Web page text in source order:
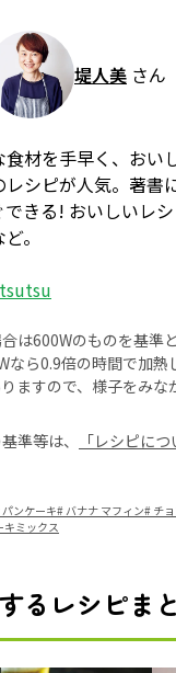
堤人美 さん
材を手早く、おい
シピが人気。著書
きる! おいしいレシ
。
は600Wのものを基準と
なら0.9倍の時間で加熱
ますので、様子をみな
準等は、
「レシピにつ
ンケーキ# バナナ マフィン# チ
キミックス
るレシピま